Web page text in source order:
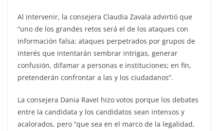
Al intervenir, la consejera Claudia Zavala advirtió que
“uno de los grandes retos será el de los ataques con
información falsa; ataques perpetrados por grupos de
interés que intentarán sembrar intrigas, generar
confusión, difamar a personas e instituciones; en fin,
pretenderán confrontar a las y los ciudadanos”.
La consejera Dania Ravel hizo votos porque los debates
entre la candidata y los candidatos sean intensos y
acalorados, pero “que sea en el marco de la legalidad,